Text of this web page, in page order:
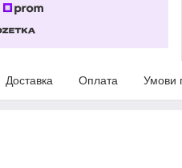
Доставка Оплата Умови